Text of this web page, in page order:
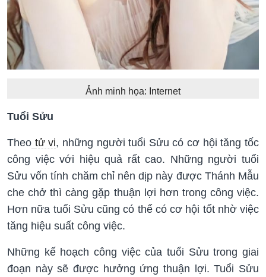
Ảnh minh họa: Internet
Tuổi Sửu
Theo tử vi, những người tuổi Sửu có cơ hội tăng tốc
công việc với hiệu quả rất cao. Những người tuổi
Sửu vốn tính chăm chỉ nên dịp này được Thánh Mẫu
che chở thì càng gặp thuận lợi hơn trong công việc.
Hơn nữa tuổi Sửu cũng có thể có cơ hội tốt nhờ việc
tăng hiệu suất công việc.
Những kế hoạch công việc của tuổi Sửu trong giai
đoạn này sẽ được hưởng ứng thuận lợi. Tuổi Sửu